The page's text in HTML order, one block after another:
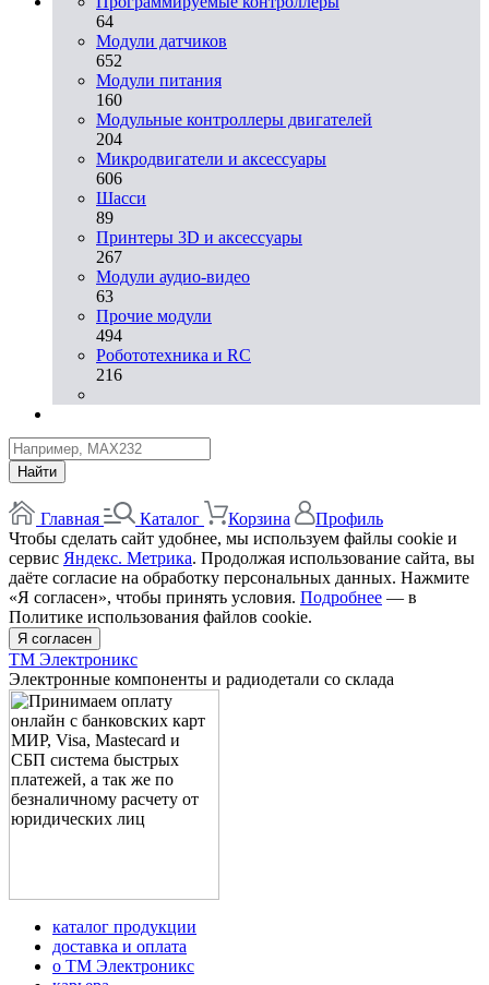
64
Модули датчиков
652
Модули питания
160
Модульные контроллеры двигателей
204
Микродвигатели и аксессуары
606
Шасси
89
Принтеры 3D и аксессуары
267
Модули аудио-видео
63
Прочие модули
494
Робототехника и RC
216
Найти
Главная Каталог Корзина
Профиль
Чтобы сделать сайт удобнее, мы используем файлы cookie и
сервис Яндекс. Метрика. Продолжая использование сайта, вы
даёте согласие на обработку персональных данных. Нажмите
«Я согласен», чтобы принять условия. Подробнее — в
Политике использования файлов cookie.
Я согласен
ТМ Электроникс
Электронные компоненты и радиодетали со склада
каталог продукции
доставка и оплата
о ТМ Электроникс